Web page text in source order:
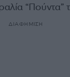
“Πούντα”
ΔΙΑΦΗΜΙΣΗ